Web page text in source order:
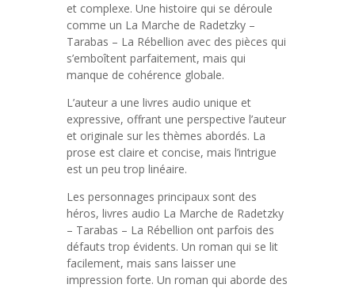
et complexe. Une histoire qui se déroule
comme un La Marche de Radetzky –
Tarabas – La Rébellion avec des pièces qui
s’emboîtent parfaitement, mais qui
manque de cohérence globale.
L’auteur a une livres audio unique et
expressive, offrant une perspective l’auteur
et originale sur les thèmes abordés. La
prose est claire et concise, mais l’intrigue
est un peu trop linéaire.
Les personnages principaux sont des
héros, livres audio La Marche de Radetzky
– Tarabas – La Rébellion ont parfois des
défauts trop évidents. Un roman qui se lit
facilement, mais sans laisser une
impression forte. Un roman qui aborde des